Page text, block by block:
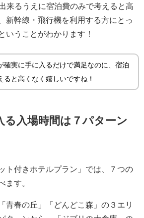
来るうえに宿泊費のみで考えると高
新幹線・飛行機を利用する方にとっ
いうことがわかります！
確実に手に入るだけで満足なのに、宿泊
ると高くなく嬉しいですね！
入場時間は７パターン
ト付きホテルプラン」では、７つの
ます。
青春の丘」「どんどこ森」の３エリ